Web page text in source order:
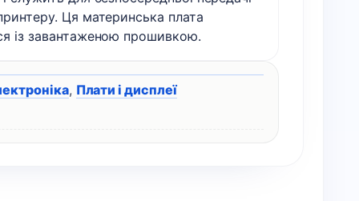
Ця материнська плата
із завантаженою прошивкою.
, Плати і дисплеї